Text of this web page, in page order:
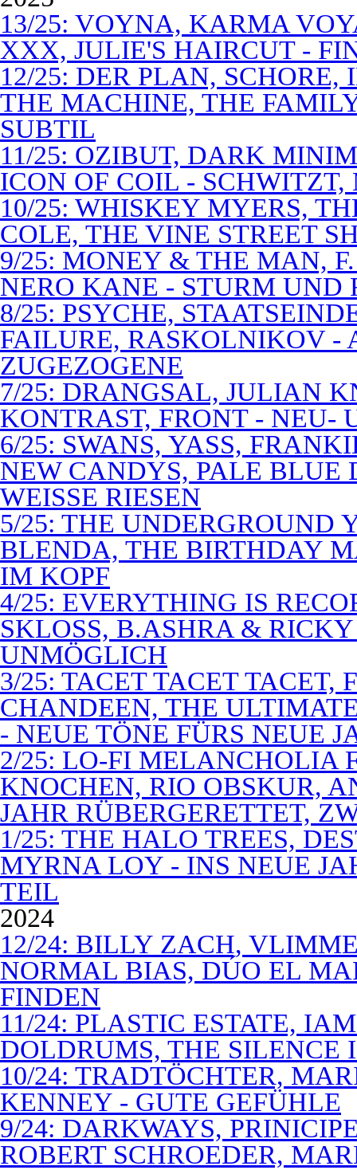
13/25: VOYNA, KARMA
XXX, JULIE'S HAIRCUT -
12/25: DER PLAN,
THE MACHINE, THE
SUBTIL
11/25: OZIBUT, DARK
ICON OF COIL -
10/25: WHISKEY MYERS,
COLE, THE VINE STREET
9/25: MONEY & THE MAN,
NERO KANE - STURM UND
8/25: PSYCHE,
FAILURE, RASKOLNIKOV -
ZUGEZOGENE
7/25: DRANGSAL, JULIAN
KONTRAST, FRONT - NEU-
6/25: SWANS, YASS,
NEW CANDYS, PALE BLUE
WEISSE RIESEN
5/25: THE UNDERGROUND
BLENDA, THE BIRTHDAY
IM KOPF
4/25: EVERYTHING IS
SKLOSS, B.ASHRA &
UNMÖGLICH
3/25: TACET TACET TACET,
CHANDEEN, THE
- NEUE TÖNE FÜRS NEUE
2/25: LO-FI MELANCHOLIA
KNOCHEN, RIO OBSKUR,
JAHR RÜBERGERETTET,
1/25: THE HALO TREES,
MYRNA LOY - INS NEUE
TEIL
2024
12/24: BILLY ZACH,
NORMAL BIAS, DÚO EL
FINDEN
11/24: PLASTIC ESTATE,
DOLDRUMS, THE SILENCE
10/24: TRADTÖCHTER,
KENNEY - GUTE GEFÜHLE
9/24: DARKWAYS,
ROBERT SCHROEDER,